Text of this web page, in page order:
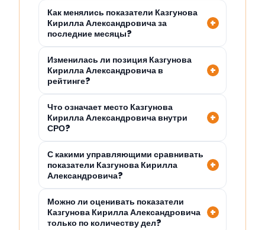
Как менялись показатели Казгунова
Кирилла Александровича за
последние месяцы?
Изменилась ли позиция Казгунова
Кирилла Александровича в
рейтинге?
Что означает место Казгунова
Кирилла Александровича внутри
СРО?
С какими управляющими сравнивать
показатели Казгунова Кирилла
Александровича?
Можно ли оценивать показатели
Казгунова Кирилла Александровича
только по количеству дел?